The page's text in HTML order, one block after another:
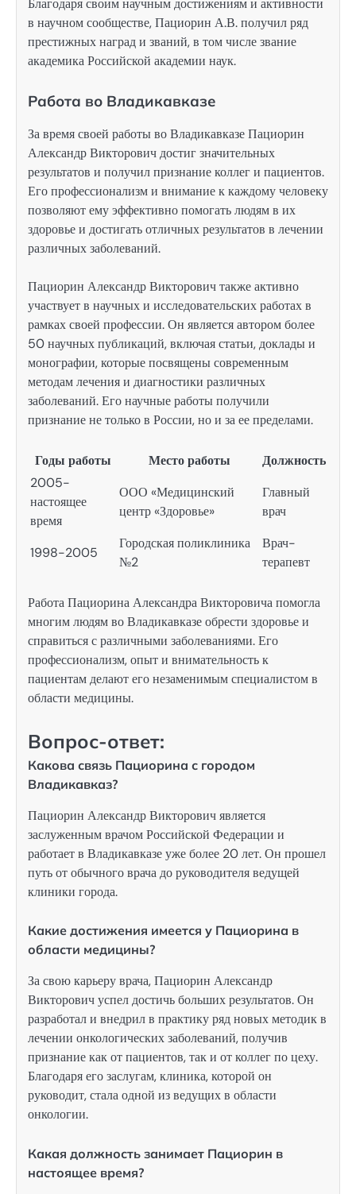
в научном сообществе, Пациорин А.В. получил ряд
престижных наград и званий, в том числе звание
академика Российской академии наук.
Работа во Владикавказе
За время своей работы во Владикавказе Пациорин
Александр Викторович достиг значительных
результатов и получил признание коллег и пациентов.
Его профессионализм и внимание к каждому человеку
позволяют ему эффективно помогать людям в их
здоровье и достигать отличных результатов в лечении
различных заболеваний.
Пациорин Александр Викторович также активно
участвует в научных и исследовательских работах в
рамках своей профессии. Он является автором более
50 научных публикаций, включая статьи, доклады и
монографии, которые посвящены современным
методам лечения и диагностики различных
заболеваний. Его научные работы получили
признание не только в России, но и за ее пределами.
Годы работы Место работы
Должность
2005-
настоящее
время
ООО «Медицинский
центр «Здоровье»
Главный
врач
1998-2005
Городская поликлиника
№2
Врач-
терапевт
Работа Пациорина Александра Викторовича помогла
многим людям во Владикавказе обрести здоровье и
справиться с различными заболеваниями. Его
профессионализм, опыт и внимательность к
пациентам делают его незаменимым специалистом в
области медицины.
Вопрос-ответ:
Какова связь Пациорина с городом
Владикавказ?
Пациорин Александр Викторович является
заслуженным врачом Российской Федерации и
работает в Владикавказе уже более 20 лет. Он прошел
путь от обычного врача до руководителя ведущей
клиники города.
Какие достижения имеется у Пациорина в
области медицины?
За свою карьеру врача, Пациорин Александр
Викторович успел достичь больших результатов. Он
разработал и внедрил в практику ряд новых методик в
лечении онкологических заболеваний, получив
признание как от пациентов, так и от коллег по цеху.
Благодаря его заслугам, клиника, которой он
руководит, стала одной из ведущих в области
онкологии.
Какая должность занимает Пациорин в
настоящее время?